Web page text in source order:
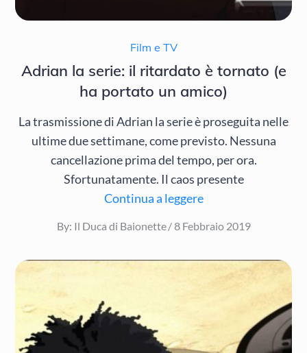
Film e TV
Adrian la serie: il ritardato è tornato (e
ha portato un amico)
La trasmissione di Adrian la serie è proseguita nelle
ultime due settimane, come previsto. Nessuna
cancellazione prima del tempo, per ora.
Sfortunatamente. Il caos presente
Continua a leggere
By: Il Duca di Baionette
Posted
8 Febbraio 2019